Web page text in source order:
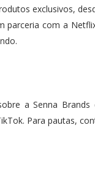
exclusivos,
parceria com a
a Senna